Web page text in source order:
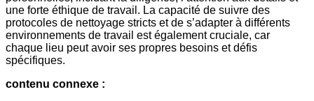
une forte éthique de travail. La capacité de suivre des
protocoles de nettoyage stricts et de s’adapter à différents
environnements de travail est également cruciale, car
chaque lieu peut avoir ses propres besoins et défis
spécifiques.
contenu connexe :